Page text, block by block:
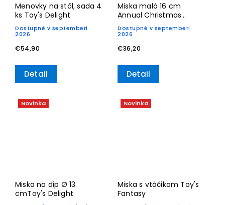
Menovky na stôl, sada 4
ks Toy's Delight
Dostupné v septemberi
2026
€54,90
Detail
Miska malá 16 cm
Annual Christmas
Edition 2026– Villeroy &
Boch
Dostupné v septemberi
2026
€36,20
Detail
Novinka
Miska na dip Ø 13
cmToy's Delight
Novinka
Miska s vtáčikom Toy's
Fantasy